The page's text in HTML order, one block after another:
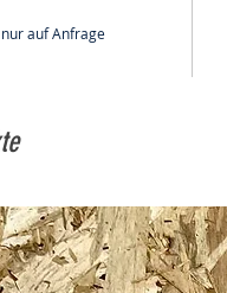
auf Anfrage